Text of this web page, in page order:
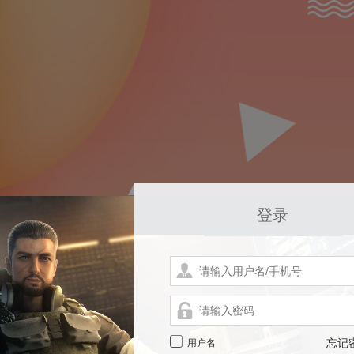
登录
用户名 忘记